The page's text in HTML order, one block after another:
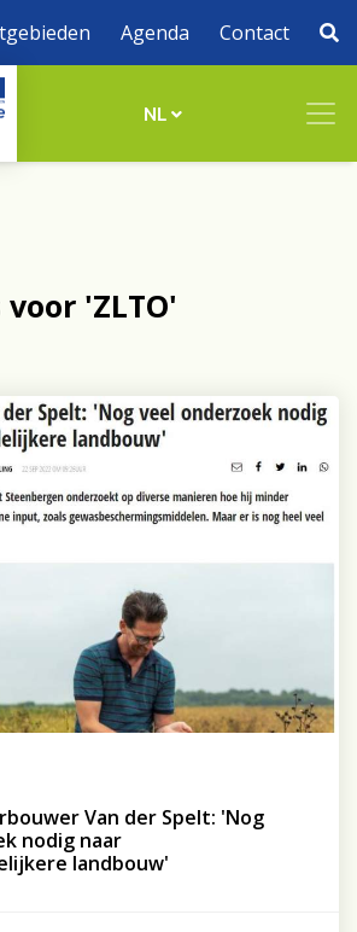
Agenda Contact
NL
'ZLTO'
Van der Spelt: 'Nog
nodig naar
landbouw'